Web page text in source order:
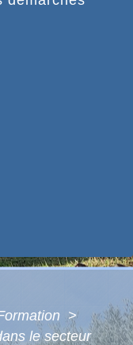
>
le secteur